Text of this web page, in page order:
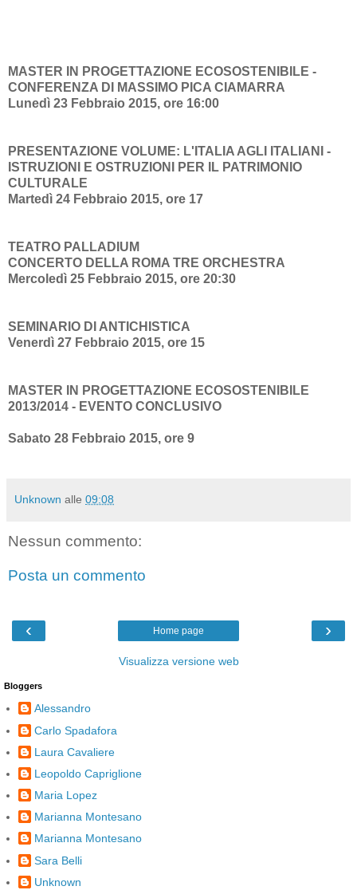
MASTER IN PROGETTAZIONE ECOSOSTENIBILE -
CONFERENZA DI MASSIMO PICA CIAMARRA
Lunedì 23 Febbraio 2015, ore 16:00
PRESENTAZIONE VOLUME: L'ITALIA AGLI ITALIANI -
ISTRUZIONI E OSTRUZIONI PER IL PATRIMONIO
CULTURALE
Martedì 24 Febbraio 2015, ore 17
TEATRO PALLADIUM
CONCERTO DELLA ROMA TRE ORCHESTRA
Mercoledì 25 Febbraio 2015, ore 20:30
SEMINARIO DI ANTICHISTICA
Venerdì 27 Febbraio 2015, ore 15
MASTER IN PROGETTAZIONE ECOSOSTENIBILE
2013/2014 - EVENTO CONCLUSIVO
Sabato 28 Febbraio 2015, ore 9
Unknown alle 09:08
Nessun commento:
Posta un commento
‹ ›
Home page
Visualizza versione web
Bloggers
Alessandro
Carlo Spadafora
Laura Cavaliere
Leopoldo Capriglione
Maria Lopez
Marianna Montesano
Marianna Montesano
Sara Belli
Unknown